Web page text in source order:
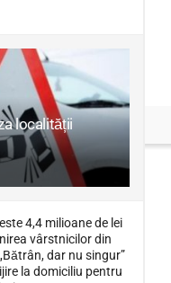
localității
4,4 milioane de lei
vârstnicilor din
dar nu singur”
la domiciliu pentru